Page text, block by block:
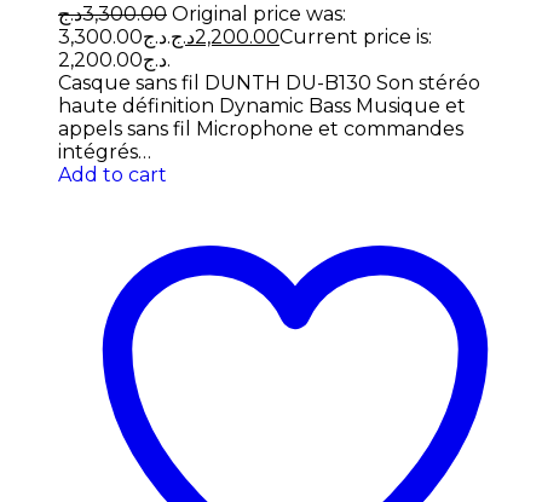
3,300.00د.ج
Original price was:
3,300.00د.ج.
2,200.00د.ج
Current price is:
2,200.00د.ج.
Casque sans fil DUNTH DU-B130 Son stéréo
haute définition Dynamic Bass Musique et
appels sans fil Microphone et commandes
intégrés…
Add to cart